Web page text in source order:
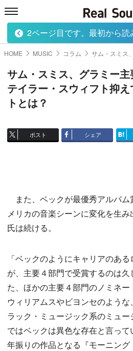
HOME MUSIC MOVIE
HOME MUSIC コラム サム・スミス
サム・スミス、グラミー
テイラー・スウィフト抑
トとは？
ポスト シェア
また、ベックが最優秀アルバム
メリカの音楽シーンに変化を生
氏は続ける。
「ベックのようにキャリアのあ
が、主要４部門で受賞するのは久
た、ほかの主要４部門のノミネー
ウィリアムスやビヨンセのよう
ラック・ミュージック系のミュ
ではベックは異色な存在と言っ
年振りの作品となる『モーニン
2ページ目です。最初から読